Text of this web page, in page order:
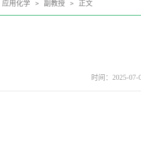
应用化学 > 副教授 > 正文
时间：2025-07-